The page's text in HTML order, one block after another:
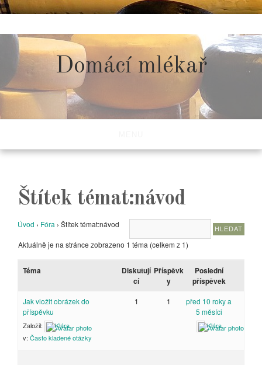
to
content
Domácí mlékař
Štítek témat:návod
Úvod › Fóra › Štítek témat:návod
Aktuálně je na stránce zobrazeno 1 téma (celkem z 1)
Téma
Diskutují
cí
Příspěvk
y
Poslední
příspěvek
Jak vložit obrázek do
příspěvku
Založil:
Klára
v: Často kladené otázky
1 1
před 10 roky a
5 měsíci
Klára